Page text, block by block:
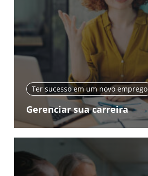
Ter sucesso em um novo emprego
Gerenciar sua carreira